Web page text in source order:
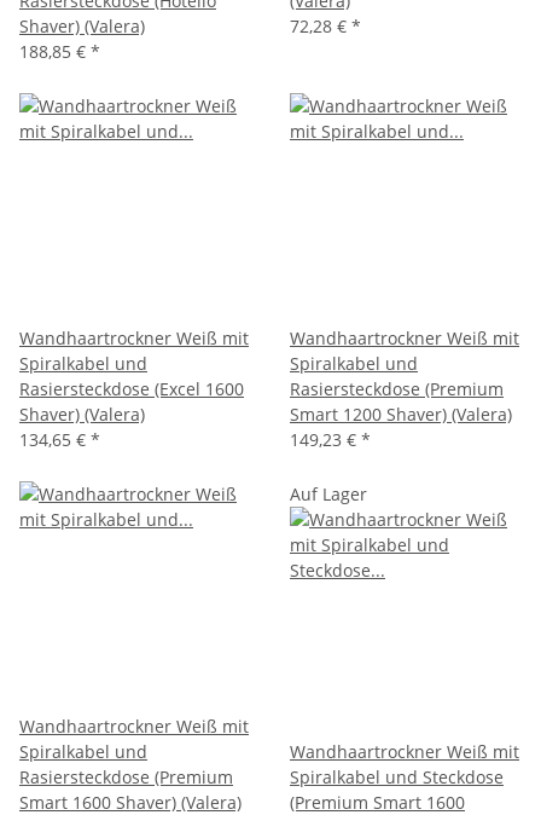
Shaver) (Valera)
188,85 € *
72,28 € *
Wandhaartrockner Weiß mit
Spiralkabel und
Rasiersteckdose (Excel 1600
Shaver) (Valera)
134,65 € *
Wandhaartrockner Weiß mit
Spiralkabel und
Rasiersteckdose (Premium
Smart 1200 Shaver) (Valera)
149,23 € *
Wandhaartrockner Weiß mit
Spiralkabel und
Rasiersteckdose (Premium
Smart 1600 Shaver) (Valera)
Auf Lager
Wandhaartrockner Weiß mit
Spiralkabel und Steckdose
(Premium Smart 1600